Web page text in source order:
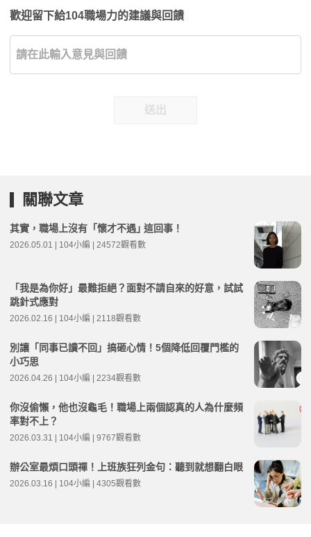
歡迎留下給104職場力的建議與回饋
送出
關聯文章
其實，職場上沒有「懷才不遇｣ 這回事！
2026.05.01 | 104小編 | 24572觀看數
「我是為你好」最難拒絕？面對不請自來的好意，試試
跳針式應對
2026.02.16 | 104小編 | 2118觀看數
別讓「同事已讀不回」搞砸心情！5個降低回覆門檻的
小巧思
2026.04.26 | 104小編 | 2234觀看數
你沒偷懶，他也沒龜毛！職場上兩個認真的人為什麼頻
率對不上？
2026.03.31 | 104小編 | 9767觀看數
辦公室最煩口頭禪！上班族狂列金句：聽到就想翻白眼
2026.03.16 | 104小編 | 4305觀看數